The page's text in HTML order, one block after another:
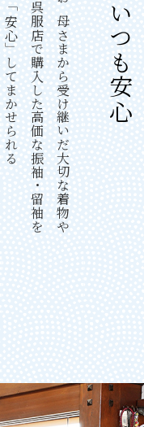
いつも安心
お母さまから受け継いだ大切な着物や
呉服店で購入した高価な振袖・留袖を
「安心」してまかせられる